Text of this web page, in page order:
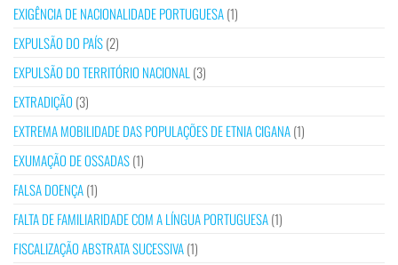
EXIGÊNCIA DE NACIONALIDADE PORTUGUESA(1)
EXPULSÃO DO PAÍS(2)
EXPULSÃO DO TERRITÓRIO NACIONAL (3)
EXTRADIÇÃO (3)
EXTREMA MOBILIDADE DAS POPULAÇÕES DE ETNIA CIGANA(1)
EXUMAÇÃO DE OSSADAS(1)
FALSA DOENÇA(1)
FALTA DE FAMILIARIDADE COM A LÍNGUA PORTUGUESA(1)
FISCALIZAÇÃO ABSTRATA SUCESSIVA(1)